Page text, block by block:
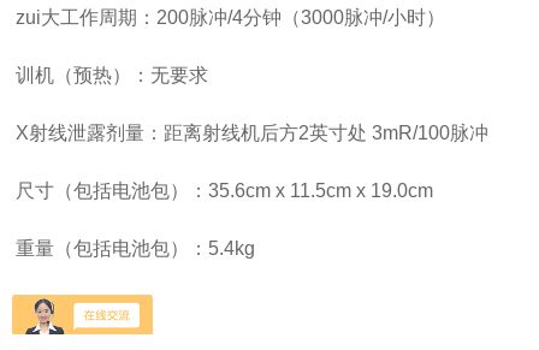
zui大工作周期：200脉冲/4分钟（3000脉冲/小时）
训机（预热）：无要求
X射线泄露剂量：距离射线机后方2英寸处 3mR/100脉冲
尺寸（包括电池包）：35.6cm x 11.5cm x 19.0cm
重量（包括电池包）：5.4kg
麦普平板探测器